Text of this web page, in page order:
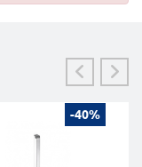
-40%